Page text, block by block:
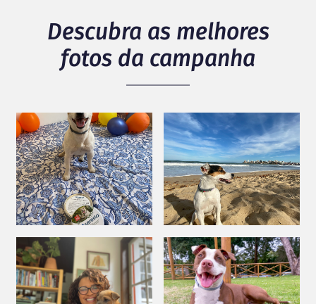
Descubra as melhores
fotos da campanha